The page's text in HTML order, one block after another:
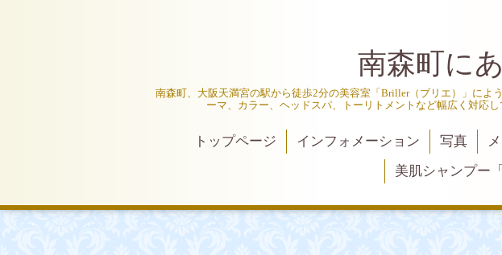
南森町に
南森町、大阪天満宮の駅から徒歩2分の美容室「Briller（ブリエ）」に
ーマ、カラー、ヘッドスパ、トーリトメントなど幅広く対応
トップページ インフォメーション 写真
美肌シャンプー